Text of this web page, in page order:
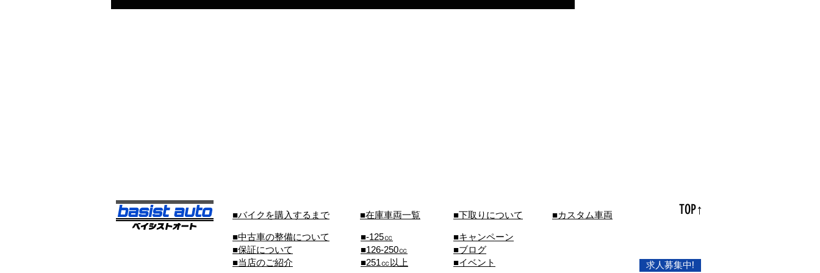
■バイクを購入するまで ■在庫車両一覧 ■下取りについて
■中古車の整備について
■保証について
■当店のご紹介
■-125㏄
■126-250㏄
■251㏄以上
■キャンペーン
■ブログ
■イベント
■カスタム車両 TOP↑
求人募集中!